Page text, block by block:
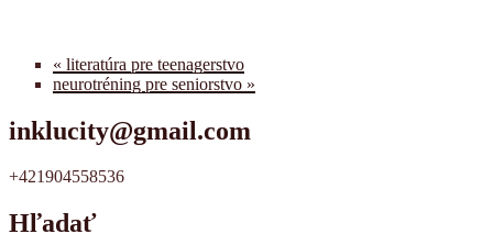
« literatúra pre teenagerstvo
neurotréning pre seniorstvo »
inklucity@gmail.com
+421904558536
Hľadať